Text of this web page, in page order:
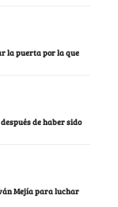
la puerta por la que
de haber sido
Mejía para luchar